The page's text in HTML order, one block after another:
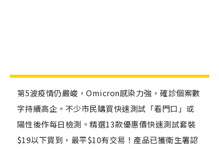
第5波疫情仍嚴峻，Omicron感染力強，確診個案數
字持續高企。不少市民購買快速測試「看門口」或
陽性後作每日檢測。精選13款優惠價快速測試套裝
$19以下買到，最平$10有交易！產品已獲衛生署認